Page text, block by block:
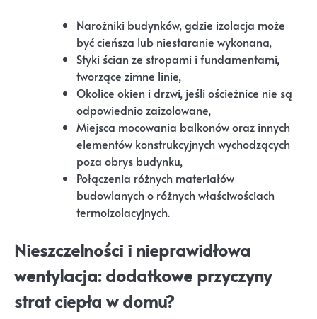
Narożniki budynków, gdzie izolacja może
być cieńsza lub niestaranie wykonana,
Styki ścian ze stropami i fundamentami,
tworzące zimne linie,
Okolice okien i drzwi, jeśli ościeżnice nie są
odpowiednio zaizolowane,
Miejsca mocowania balkonów oraz innych
elementów konstrukcyjnych wychodzących
poza obrys budynku,
Połączenia różnych materiałów
budowlanych o różnych właściwościach
termoizolacyjnych.
Nieszczelności i nieprawidłowa
wentylacja: dodatkowe przyczyny
strat ciepła w domu?